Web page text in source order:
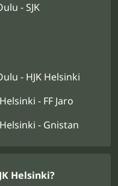
- SJK
- HJK Helsinki
- FF Jaro
Helsinki - Gnistan
Helsinki?